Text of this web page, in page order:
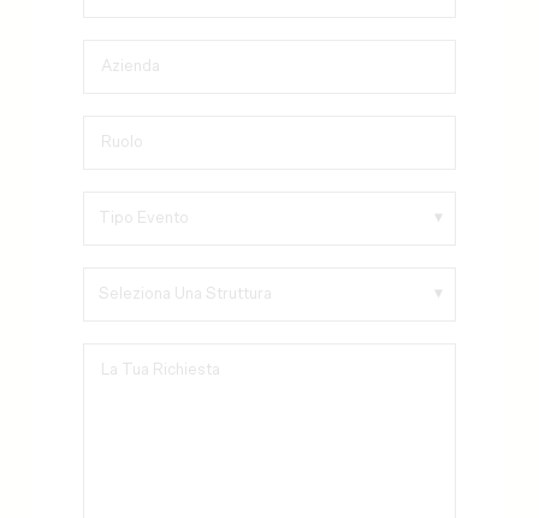
Azienda
Ruolo
La Tua Richiesta